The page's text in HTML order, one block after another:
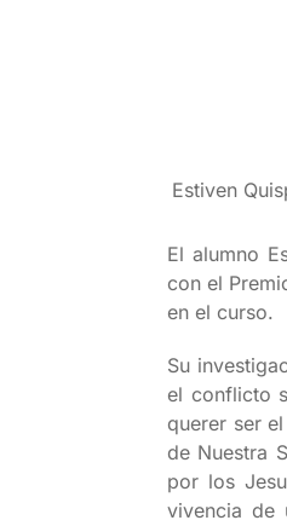
Estiven
El alumno
con el
en el curso.
Su
el conflicto
querer ser
de Nuestra
por los
vivencia de